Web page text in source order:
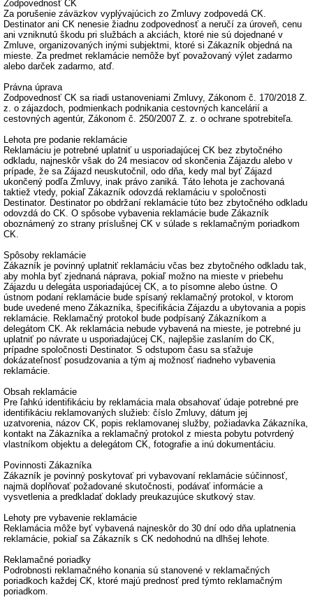
Zodpovednosť CK
Za porušenie záväzkov vyplývajúcich zo Zmluvy zodpovedá CK.
Destinator ani CK nenesie žiadnu zodpovednosť a neručí za úroveň, cenu
ani vzniknutú škodu pri službách a akciách, ktoré nie sú dojednané v
Zmluve, organizovaných inými subjektmi, ktoré si Zákazník objedná na
mieste. Za predmet reklamácie nemôže byť považovaný výlet zadarmo
alebo darček zadarmo, atď.
Právna úprava
Zodpovednosť CK sa riadi ustanoveniami Zmluvy, Zákonom č. 170/2018 Z.
z. o zájazdoch, podmienkach podnikania cestovných kancelárií a
cestovných agentúr, Zákonom č. 250/2007 Z. z. o ochrane spotrebiteľa.
Lehota pre podanie reklamácie
Reklamáciu je potrebné uplatniť u usporiadajúcej CK bez zbytočného
odkladu, najneskôr však do 24 mesiacov od skončenia Zájazdu alebo v
prípade, že sa Zájazd neuskutočnil, odo dňa, kedy mal byť Zájazd
ukončený podľa Zmluvy, inak právo zaniká. Táto lehota je zachovaná
taktiež vtedy, pokiaľ Zákazník odovzdá reklamáciu v spoločnosti
Destinator. Destinator po obdržaní reklamácie túto bez zbytočného odkladu
odovzdá do CK. O spôsobe vybavenia reklamácie bude Zákazník
oboznámený zo strany príslušnej CK v súlade s reklamačným poriadkom
CK.
Spôsoby reklamácie
Zákazník je povinný uplatniť reklamáciu včas bez zbytočného odkladu tak,
aby mohla byť zjednaná náprava, pokiaľ možno na mieste v priebehu
Zájazdu u delegáta usporiadajúcej CK, a to písomne alebo ústne. O
ústnom podaní reklamácie bude spísaný reklamačný protokol, v ktorom
bude uvedené meno Zákazníka, špecifikácia Zájazdu a ubytovania a popis
reklamácie. Reklamačný protokol bude podpísaný Zákazníkom a
delegátom CK. Ak reklamácia nebude vybavená na mieste, je potrebné ju
uplatniť po návrate u usporiadajúcej CK, najlepšie zaslaním do CK,
prípadne spoločnosti Destinator. S odstupom času sa sťažuje
dokázateľnosť posudzovania a tým aj možnosť riadneho vybavenia
reklamácie.
Obsah reklamácie
Pre ľahkú identifikáciu by reklamácia mala obsahovať údaje potrebné pre
identifikáciu reklamovaných služieb: číslo Zmluvy, dátum jej
uzatvorenia, názov CK, popis reklamovanej služby, požiadavka Zákazníka,
kontakt na Zákazníka a reklamačný protokol z miesta pobytu potvrdený
vlastníkom objektu a delegátom CK, fotografie a inú dokumentáciu.
Povinnosti Zákazníka
Zákazník je povinný poskytovať pri vybavovaní reklamácie súčinnosť,
najmä doplňovať požadované skutočnosti, podávať informácie a
vysvetlenia a predkladať doklady preukazujúce skutkový stav.
Lehoty pre vybavenie reklamácie
Reklamácia môže byť vybavená najneskôr do 30 dní odo dňa uplatnenia
reklamácie, pokiaľ sa Zákazník s CK nedohodnú na dlhšej lehote.
Reklamačné poriadky
Podrobnosti reklamačného konania sú stanovené v reklamačných
poriadkoch každej CK, ktoré majú prednosť pred týmto reklamačným
poriadkom.